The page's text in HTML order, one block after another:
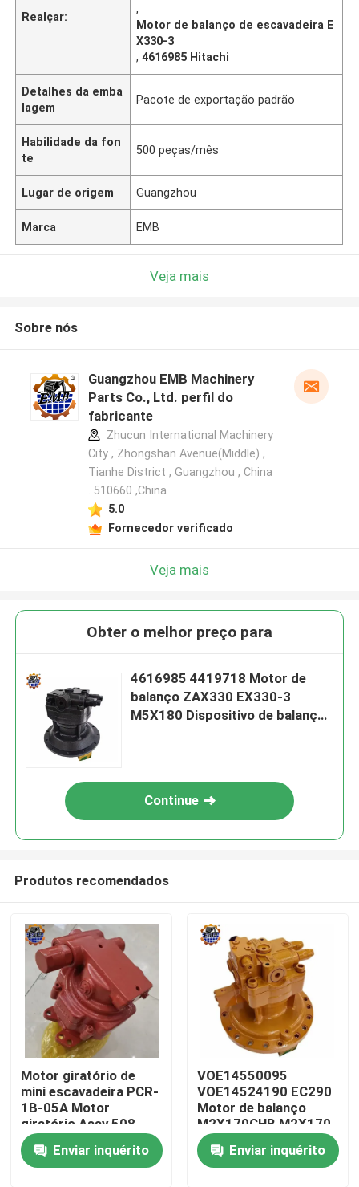
Casa
Produtos
Realçar:
,
Motor de balanço de escavadeira E
X330-3
,4616985 Hitachi
Detalhes da emba
lagem
Pacote de exportação padrão
Habilidade da fon
te
500 peças/mês
Lugar de origem Guangzhou
Marca EMB
Veja mais
Sobre nós
Guangzhou EMB Machinery
Parts Co., Ltd. perfil do
fabricante
Zhucun International Machinery
City , Zhongshan Avenue(Middle) ,
Tianhe District , Guangzhou , China
. 510660 ,China
5.0
Fornecedor verificado
Veja mais
Obter o melhor preço para
4616985 4419718 Motor de
balanço ZAX330 EX330-3
M5X180 Dispositivo de balanço
Continue
Produtos recomendados
Motor giratório de
mini escavadeira PCR-
1B-05A Motor
giratório Assy 508-
1313 Para
escavadeira
Enviar inquérito
VOE14550095
VOE14524190 EC290
Motor de balanço
M2X170CHB M2X170
Dispositivo de balanço
Enviar inquérito